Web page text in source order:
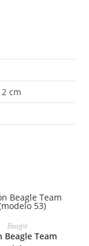
cm
OPCIONES
Beagle
Beagle Team